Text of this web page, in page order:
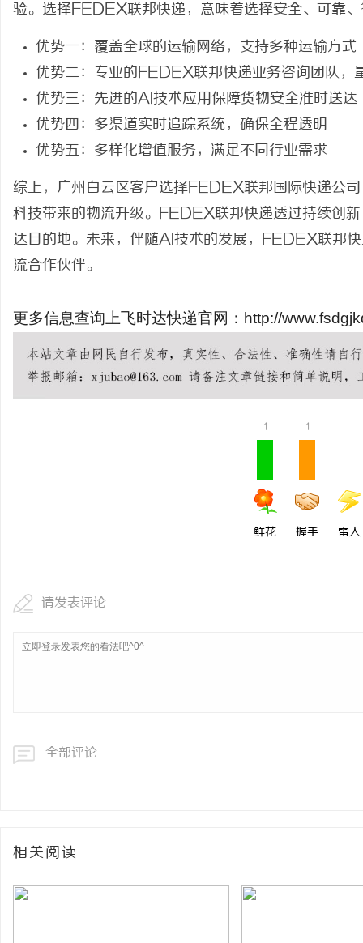
验。选择FEDEX联邦快递，意味着选择安全、可靠
优势一：覆盖全球的运输网络，支持多种运输方式
优势二：专业的FEDEX联邦快递业务咨询团队，
优势三：先进的AI技术应用保障货物安全准时送达
优势四：多渠道实时追踪系统，确保全程透明
优势五：多样化增值服务，满足不同行业需求
综上，广州白云区客户选择FEDEX联邦国际快递公
科技带来的物流升级。FEDEX联邦快递透过持续创
达目的地。未来，伴随AI技术的发展，FEDEX联邦
流合作伙伴。
更多信息查询上飞时达快递官网：http://
1
鲜花
1
握手 雷人
请发表评论
全部评论
相关阅读